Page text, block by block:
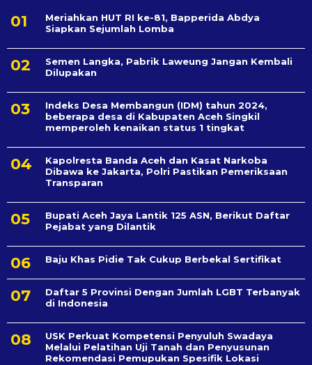
Meriahkan HUT RI ke-81, Bapperida Abdya
Siapkan Sejumlah Lomba
Semen Langka, Pabrik Laweung Jangan Kembali
Dilupakan
Indeks Desa Membangun (IDM) tahun 2024,
beberapa desa di Kabupaten Aceh Singkil
memperoleh kenaikan status 1 tingkat
Kapolresta Banda Aceh dan Kasat Narkoba
Dibawa ke Jakarta, Polri Pastikan Pemeriksaan
Transparan
Bupati Aceh Jaya Lantik 125 ASN, Berikut Daftar
Pejabat yang Dilantik
Baju Khas Pidie Tak Cukup Berbekal Sertifikat
Daftar 5 Provinsi Dengan Jumlah LGBT Terbanyak
di Indonesia
USK Perkuat Kompetensi Penyuluh Swadaya
Melalui Pelatihan Uji Tanah dan Penyusunan
Rekomendasi Pemupukan Spesifik Lokasi